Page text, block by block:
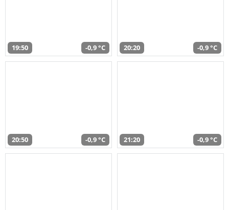
19:50 -0,9 °C 20:20 -0,9 °C
20:50 -0,9 °C 21:20 -0,9 °C